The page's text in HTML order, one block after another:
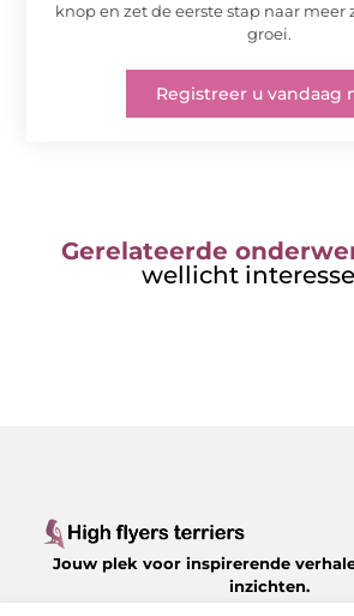
knop en zet de eerste stap naar
groei.
Registreer u vandaag
Gerelateerde
wellicht
Jouw plek voor inspirerende
inzichten.